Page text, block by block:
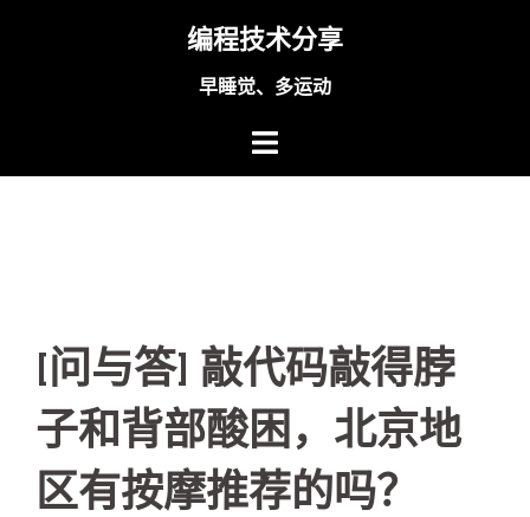
编程技术分享
早睡觉、多运动
[问与答] 敲代码敲得脖
子和背部酸困，北京地
区有按摩推荐的吗？